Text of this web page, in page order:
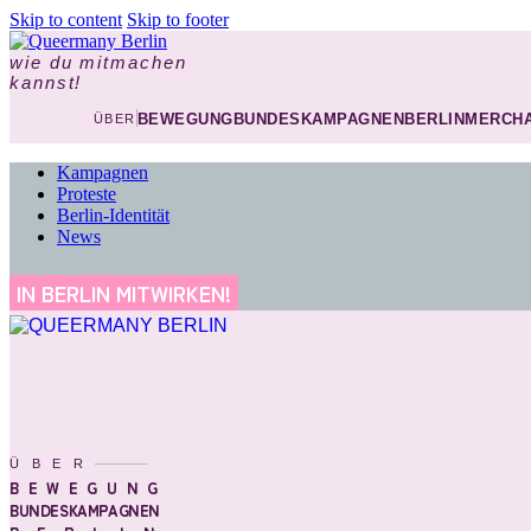
Skip to content Skip to footer
wie du mitmachen
kannst!
ÜBER BEWEGUNGBUNDESKAMPAGNENBERLIN
Kampagnen
Proteste
Berlin-Identität
News
IN BERLIN MITWIRKEN!
ÜBER
BEWEGUNG
BUNDESKAMPAGNEN